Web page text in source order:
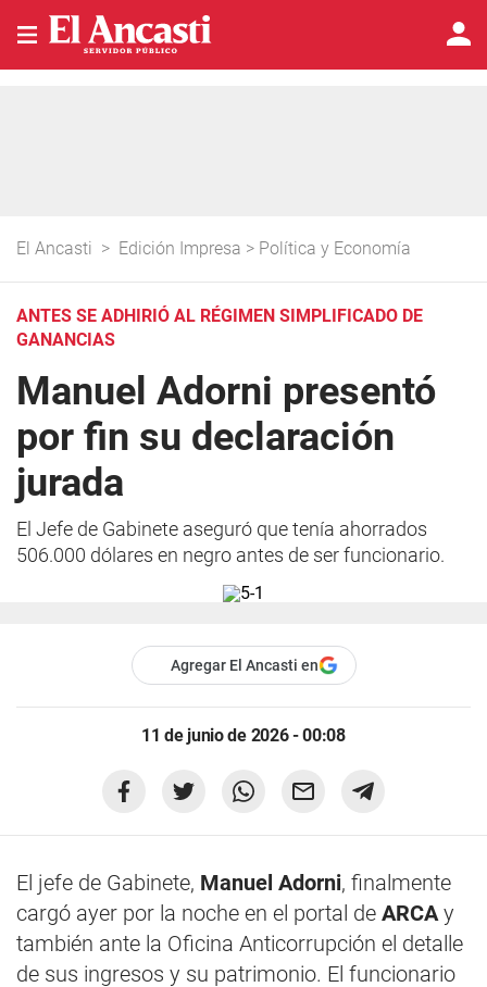
El Ancasti > Edición Impresa > Política y Economía
ANTES SE ADHIRIÓ AL RÉGIMEN SIMPLIFICADO DE
GANANCIAS
Manuel Adorni presentó
por fin su declaración
jurada
El Jefe de Gabinete aseguró que tenía ahorrados
506.000 dólares en negro antes de ser funcionario.
Agregar El Ancasti en
11 de junio de 2026 - 00:08
El jefe de Gabinete, Manuel Adorni, finalmente
cargó ayer por la noche en el portal de ARCAy
también ante la Oficina Anticorrupción el detalle
de sus ingresos y su patrimonio. El funcionario